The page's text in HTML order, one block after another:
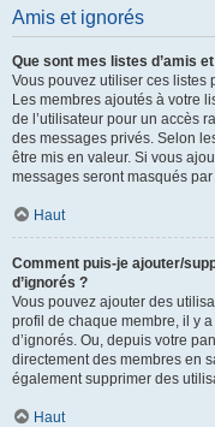
Amis et ignorés
Que sont mes listes d’amis
Vous pouvez utiliser ces listes
Les membres ajoutés à votre
de l’utilisateur pour un accès
des messages privés. Selon
être mis en valeur. Si vous
messages seront masqués
Haut
Comment puis-je ajouter/
d’ignorés ?
Vous pouvez ajouter des
profil de chaque membre, il y
d’ignorés. Ou, depuis votre
directement des membres en
également supprimer des
Haut